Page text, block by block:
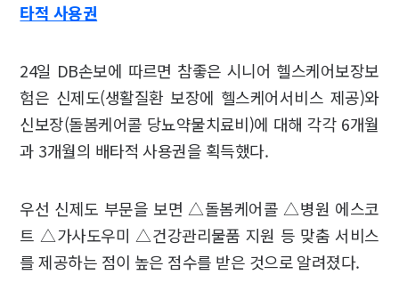
타적 사용권
24일 DB손보에 따르면 참좋은 시니어 헬스케어보장보
험은 신제도(생활질환 보장에 헬스케어서비스 제공)와
신보장(돌봄케어콜 당뇨약물치료비)에 대해 각각 6개월
과 3개월의 배타적 사용권을 획득했다.
우선 신제도 부문을 보면 △돌봄케어콜 △병원 에스코
트 △가사도우미 △건강관리물품 지원 등 맞춤 서비스
를 제공하는 점이 높은 점수를 받은 것으로 알려졌다.